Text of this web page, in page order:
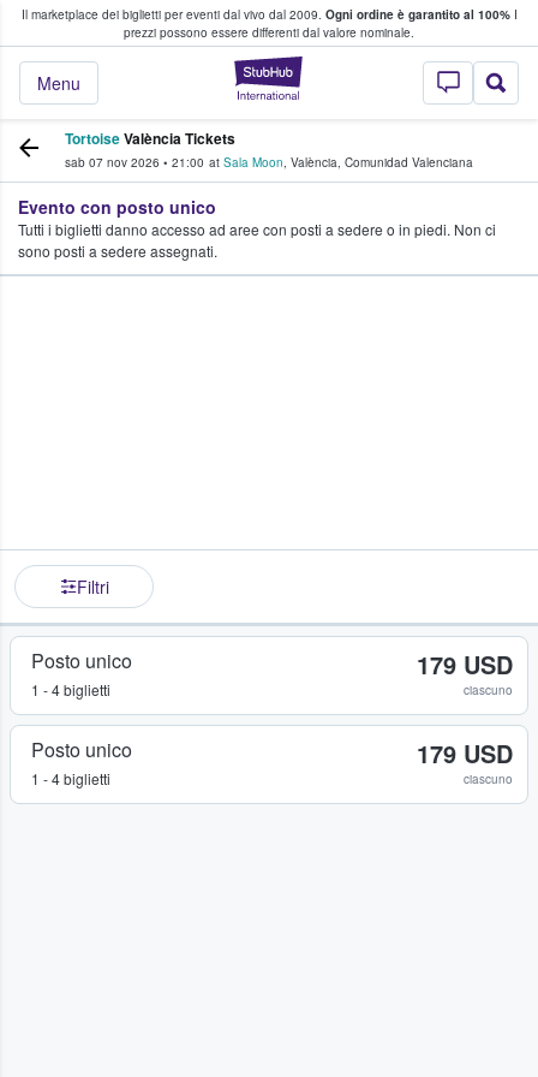
Il marketplace dei biglietti per eventi dal vivo dal 2009. Ogni ordine è garantito al 100%I
prezzi possono essere differenti dal valore nominale.
StubHub - Dove
Menu
fan comprano e vendono biglietti
TortoiseValència Tickets
sab 07 nov 2026 • 21:00 at Sala Moon, València, Comunidad Valenciana
Evento con posto unico
Tutti i biglietti danno accesso ad aree con posti a sedere o in piedi. Non ci
sono posti a sedere assegnati.
Filtri
Posto unico
1 - 4 biglietti
179 USD
ciascuno
Posto unico
1 - 4 biglietti
179 USD
ciascuno